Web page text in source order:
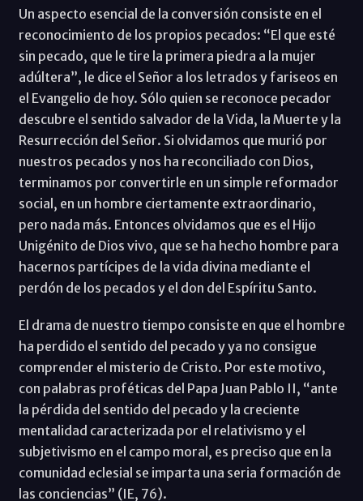
Un aspecto esencial de la conversión consiste en el
reconocimiento de los propios pecados: “El que esté
sin pecado, que le tire la primera piedra a la mujer
adúltera”, le dice el Señor a los letrados y fariseos en
el Evangelio de hoy. Sólo quien se reconoce pecador
descubre el sentido salvador de la Vida, la Muerte y la
Resurrección del Señor. Si olvidamos que murió por
nuestros pecados y nos ha reconciliado con Dios,
terminamos por convertirle en un simple reformador
social, en un hombre ciertamente extraordinario,
pero nada más. Entonces olvidamos que es el Hijo
Unigénito de Dios vivo, que se ha hecho hombre para
hacernos partícipes de la vida divina mediante el
perdón de los pecados y el don del Espíritu Santo.
El drama de nuestro tiempo consiste en que el hombre
ha perdido el sentido del pecado y ya no consigue
comprender el misterio de Cristo. Por este motivo,
con palabras proféticas del Papa Juan Pablo II, “ante
la pérdida del sentido del pecado y la creciente
mentalidad caracterizada por el relativismo y el
subjetivismo en el campo moral, es preciso que en la
comunidad eclesial se imparta una seria formación de
las conciencias” (IE, 76).